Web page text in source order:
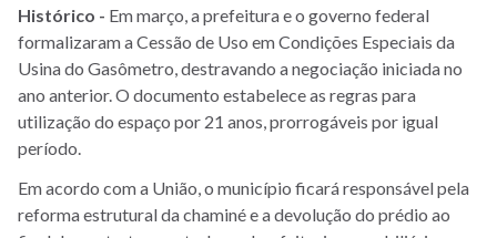
Histórico - Em março, a prefeitura e o governo federal
formalizaram a Cessão de Uso em Condições Especiais da
Usina do Gasômetro, destravando a negociação iniciada no
ano anterior. O documento estabelece as regras para
utilização do espaço por 21 anos, prorrogáveis por igual
período.
Em acordo com a União, o município ficará responsável pela
reforma estrutural da chaminé e a devolução do prédio ao